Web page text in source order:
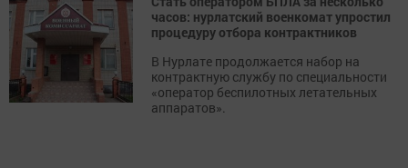
часов: нурлатский военкомат упростил
процедуру отбора контрактников
В Нурлате продолжается набор на
контрактную службу по специальности
«оператор беспилотных летательных
аппаратов».